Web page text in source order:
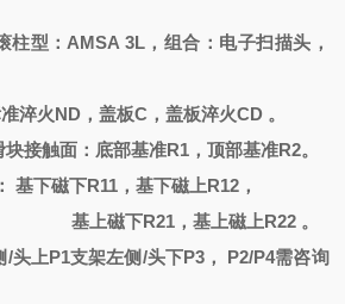
柱型： AMSA 3L，组合：电子扫描头，
淬火ND，盖板C，盖板淬火CD 。
接触面：底部基准R1，顶部基准R2。
基下磁下R11，基下磁上R12，
基上磁下R21，基上磁上R22 。
/头上P1支架左侧/头下P3， P2/P4需咨询